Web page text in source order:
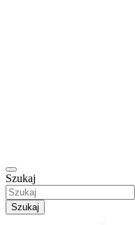
Szukaj
Szukaj